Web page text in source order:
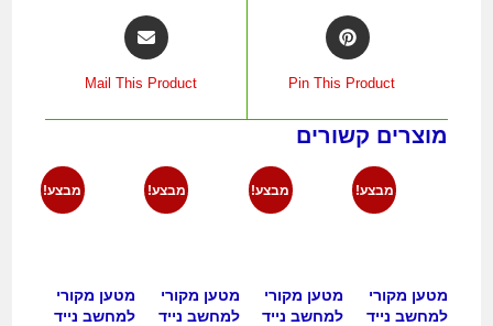
Pin This Product
Mail This Product
מוצרים קשורים
מבצע!
מטען מקורי
למחשב נייד
מבצע!
מטען מקורי
למחשב נייד
מבצע!
מטען מקורי
למחשב נייד
מבצע!
מטען מקורי
למחשב נייד